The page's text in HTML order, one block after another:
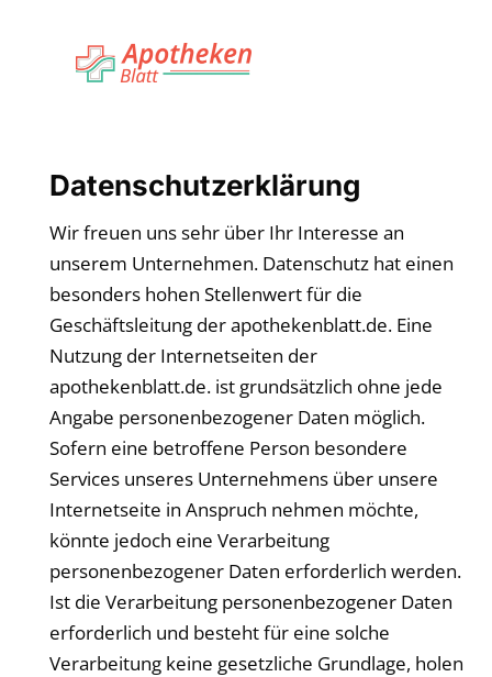
Datenschutzerklärung
Wir freuen uns sehr über Ihr Interesse an
unserem Unternehmen. Datenschutz hat einen
besonders hohen Stellenwert für die
Geschäftsleitung der apothekenblatt.de. Eine
Nutzung der Internetseiten der
apothekenblatt.de. ist grundsätzlich ohne jede
Angabe personenbezogener Daten möglich.
Sofern eine betroffene Person besondere
Services unseres Unternehmens über unsere
Internetseite in Anspruch nehmen möchte,
könnte jedoch eine Verarbeitung
personenbezogener Daten erforderlich werden.
Ist die Verarbeitung personenbezogener Daten
erforderlich und besteht für eine solche
Verarbeitung keine gesetzliche Grundlage, holen